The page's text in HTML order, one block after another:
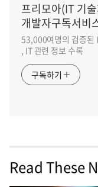
프리모아(IT 기
개발자구독서비
53,000여명의 검증된
, IT 관련 정보 수록
구독하기
Read These